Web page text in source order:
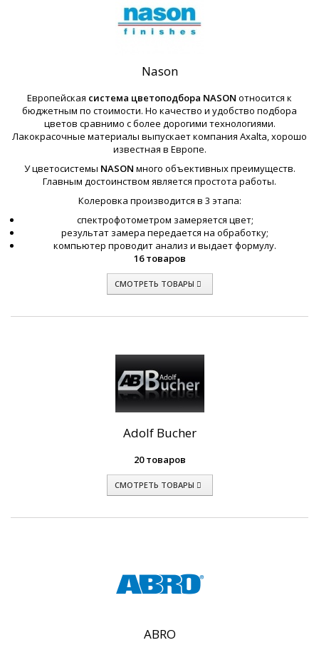
Nason
Европейская система цветоподбора NASON относится к
бюджетным по стоимости. Но качество и удобство подбора
цветов сравнимо с более дорогими технологиями.
Лакокрасочные материалы выпускает компания Axalta, хорошо
известная в Европе.
У цветосистемы NASON много объективных преимуществ.
Главным достоинством является простота работы.
Колеровка производится в 3 этапа:
спектрофотометром замеряется цвет;
результат замера передается на обработку;
компьютер проводит анализ и выдает формулу.
16 товаров
СМОТРЕТЬ ТОВАРЫ
Adolf Bucher
20 товаров
СМОТРЕТЬ ТОВАРЫ
ABRO